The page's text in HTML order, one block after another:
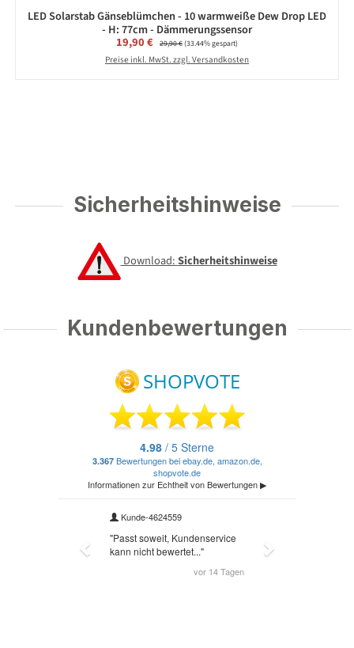
LED Solarstab Gänseblümchen - 10 warmweiße Dew Drop LED
- H: 77cm - Dämmerungssensor
Verkaufspreis:
19,90 € Regulärer Preis:
29,90 €(33.44% gespart)
Preise inkl. MwSt. zzgl. Versandkosten
Sicherheitshinweise
Download:Sicherheitshinweise
Kundenbewertungen